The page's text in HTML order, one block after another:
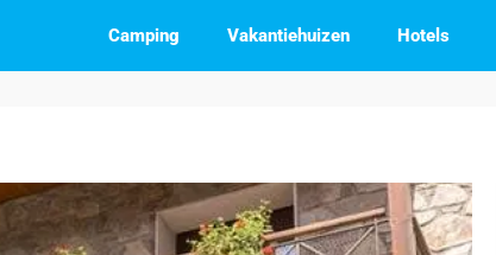
Camping Vakantiehuizen Hotels